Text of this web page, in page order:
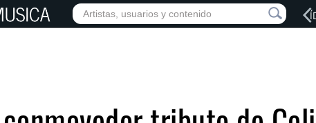
INICIO ARTISTAS RED SOCIAL MÚSICA